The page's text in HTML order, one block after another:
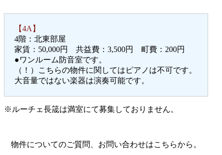
【4A】
4階：北東部屋
家賃：50,000円 共益費：3,500円 町費：200円
●ワンルーム防音室です。
（！）こちらの物件に関してはピアノは不可です。
大音量ではない楽器は演奏可能です。
※ルーチェ長筬は満室にて募集しておりません。
物件についてのご質問、お問い合わせはこちらから。